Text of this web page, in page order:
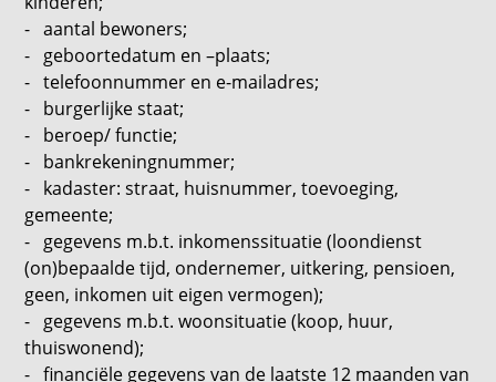
- aantal bewoners;
- geboortedatum en –plaats;
- telefoonnummer en e-mailadres;
- burgerlijke staat;
- beroep/ functie;
- bankrekeningnummer;
- kadaster: straat, huisnummer, toevoeging,
gemeente;
- gegevens m.b.t. inkomenssituatie (loondienst
(on)bepaalde tijd, ondernemer, uitkering, pensioen,
geen, inkomen uit eigen vermogen);
- gegevens m.b.t. woonsituatie (koop, huur,
thuiswonend);
- financiële gegevens van de laatste 12 maanden van